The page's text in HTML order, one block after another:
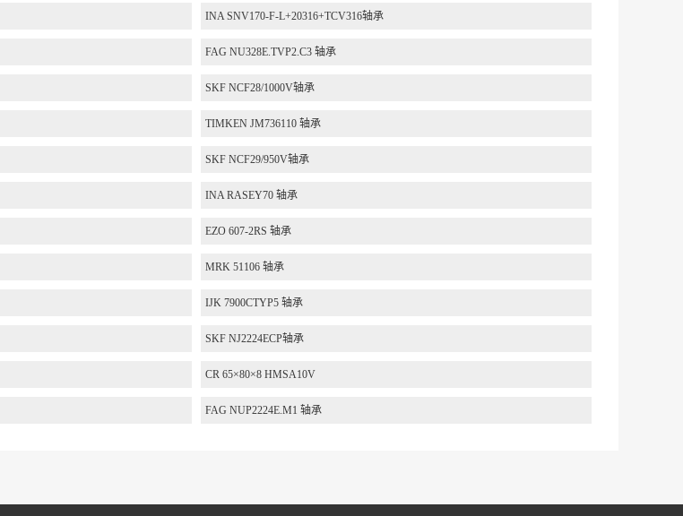
INA SNV170-F-L+20316+TCV316轴承
FAG NU328E.TVP2.C3 轴承
SKF NCF28/1000V轴承
TIMKEN JM736110 轴承
SKF NCF29/950V轴承
INA RASEY70 轴承
EZO 607-2RS 轴承
MRK 51106 轴承
IJK 7900CTYP5 轴承
SKF NJ2224ECP轴承
CR 65×80×8 HMSA10V
FAG NUP2224E.M1 轴承